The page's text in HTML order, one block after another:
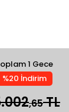
1 Gece
%20 İndirim
,65TL